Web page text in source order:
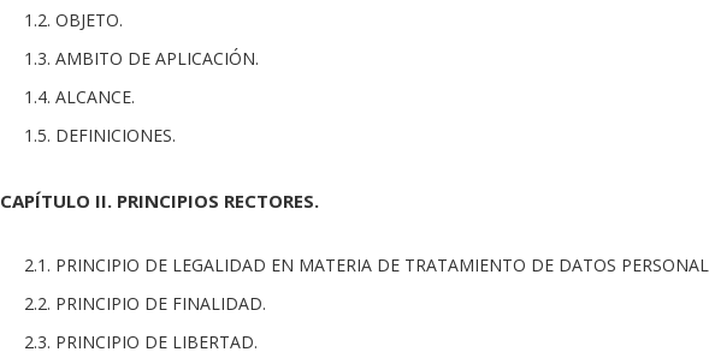
1.2. OBJETO.
1.3. AMBITO DE APLICACIÓN.
1.4. ALCANCE.
1.5. DEFINICIONES.
CAPÍTULO II. PRINCIPIOS RECTORES.
2.1. PRINCIPIO DE LEGALIDAD EN MATERIA DE TRATAMIENTO DE DATOS
2.2. PRINCIPIO DE FINALIDAD.
2.3. PRINCIPIO DE LIBERTAD.